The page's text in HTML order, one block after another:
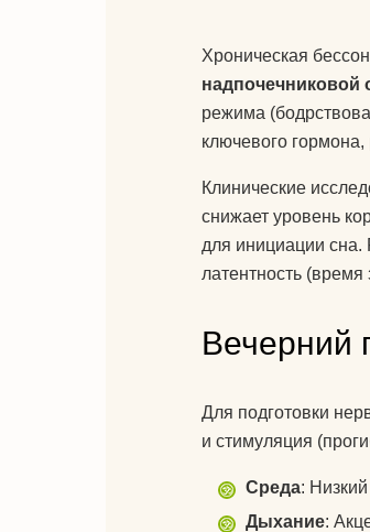
Хроническая
надпочечниковой
режима
ключевого
Клинические
снижает уровень
для инициации сна.
латентность
Вечерний
Для подготовки
и стимуляция
Среда:
Дыхание: